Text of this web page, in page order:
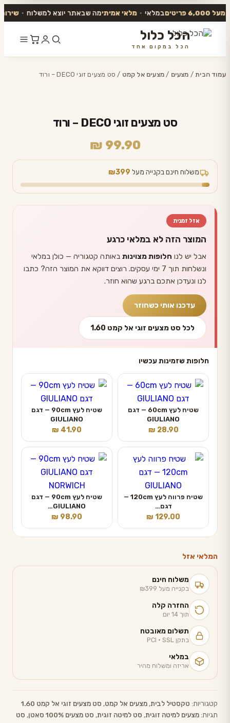
פריטים במלאי • מלאי אמיתימה שבאתר יוצא למשלוח • שירות
הכל כלול
הכל במקום אחד
לתוכן
עמוד הבית/ מצעים /מצעים אל קמט / סט מצעים זוגי DECO – ורוד
סט מצעים זוגי DECO – ורוד
₪ 99.90
משלוח חינם בקנייה מעל ₪399
אזל זמנית
המוצר הזה לא במלאי כרגע
אבל יש לנו חלופות מצוינות באותה קטגוריה — כולן במלאי
ונשלחות תוך 7 ימי עסקים. רוצים דווקא את המוצר הזה? כתבו
לנו ונעדכן אתכם ברגע שהוא חוזר.
עדכנו אותי כשחוזר
לכל סט מצעים זוגי אל קמט 1.60
חלופות שזמינות עכשיו
שטיח לעץ 60cm — דגם
GIULIANO
₪ 28.90
שטיח לעץ 90cm — דגם
GIULIANO
₪ 41.90
שטיח פרווה לעץ 120cm —
דגם…
₪ 129.00
שטיח לעץ 90cm — דגם
GIULIANO…
₪ 98.90
המלאי אזל
משלוח חינם
בקנייה מעל ₪399
החזרה קלה
תוך 14 יום
תשלום מאובטח
בתקן PCI · SSL
במלאי
אריזה ומשלוח מהיר
קטגוריות: טקסטיל לבית, מצעים אל קמט, סט מצעים זוגי אל קמט 1.60
תגיות:מצעים למיטה זוגית‏, סט למיטה זוגית‏, סט מצעים 100% סאטן , סט